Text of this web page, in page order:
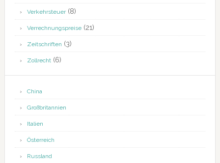
Verkehrsteuer(8)
Verrechnungspreise(21)
Zeitschriften (3)
Zollrecht(6)
China
Großbritannien
Italien
Österreich
Russland